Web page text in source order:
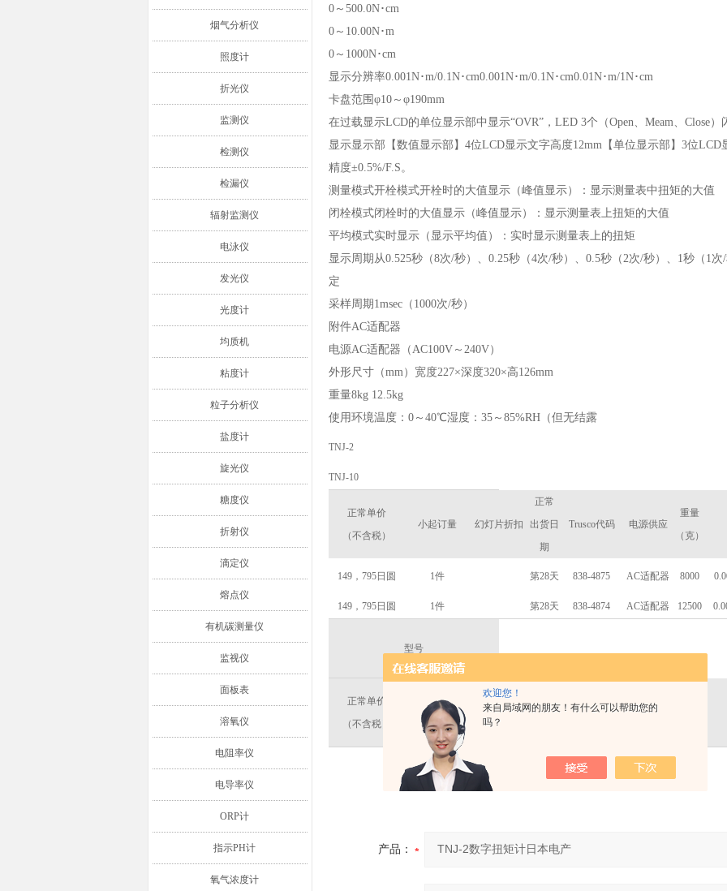
欢迎您！
来自局域网的朋友！有什么可以帮助您的
吗？
烟气分析仪
照度计
折光仪
监测仪
检测仪
检漏仪
辐射监测仪
电泳仪
发光仪
光度计
均质机
粘度计
粒子分析仪
盐度计
旋光仪
糖度仪
折射仪
滴定仪
熔点仪
有机碳测量仪
监视仪
面板表
溶氧仪
电阻率仪
电导率仪
ORP计
指示PH计
氧气浓度计
0～500.0N･cm
0～10.00N･m
0～1000N･cm
显示分辨率0.001N･m/0.1N･cm0.001N･m/0.1N･cm0.01N･m/1N･cm
卡盘范围φ10～φ190mm
在过载显示LCD的单位显示部中显示“OVR”，LED 3个（Open、Meam、Close）
显示显示部【数值显示部】4位LCD显示文字高度12mm【单位显示部】3位LCD
精度±0.5%/F.S。
测量模式开栓模式开栓时的大值显示（峰值显示）：显示测量表中扭矩的大值
闭栓模式闭栓时的大值显示（峰值显示）：显示测量表上扭矩的大值
平均模式实时显示（显示平均值）：实时显示测量表上的扭矩
显示周期从0.525秒（8次/秒）、0.25秒（4次/秒）、0.5秒（2次/秒）、1秒（1
定
采样周期1msec（1000次/秒）
附件AC适配器
电源AC适配器（AC100V～240V）
外形尺寸（mm）宽度227×深度320×高126mm
重量8kg 12.5kg
使用环境温度：0～40℃湿度：35～85%RH（但无结露
TNJ-2
TNJ-10
正常单价
（不含税）
小起订量 幻灯片折扣
正常
出货日
期
Trusco代码 电源供应
重量
（克）
149，795日圆 1件 第28天 838-4875 AC适配器 8000
149，795日圆 1件 第28天 838-4874 AC适配器 12500
型号
正常单价
（不含税）
小起订量 幻灯片折扣 出货日
Trusco代码 电源供应
产品：